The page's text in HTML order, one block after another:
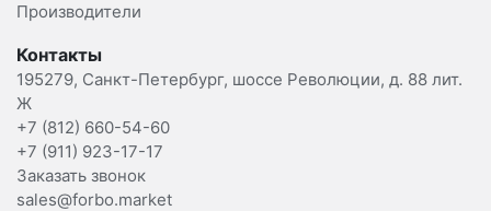
Производители
Контакты
195279, Санкт-Петербург, шоссе Революции, д. 88 лит.
Ж
+7 (812) 660-54-60
+7 (911) 923-17-17
Заказать звонок
sales@forbo.market